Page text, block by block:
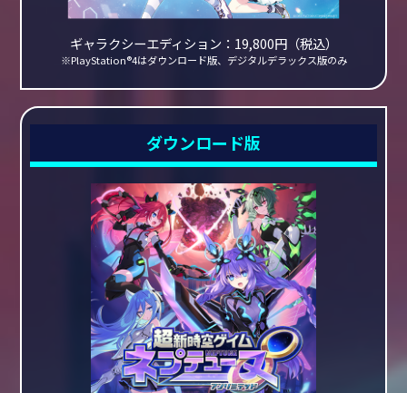
ギャラクシーエディション：19,800円（税込）
※PlayStation®4はダウンロード版、デジタルデラックス版のみ
ダウンロード版